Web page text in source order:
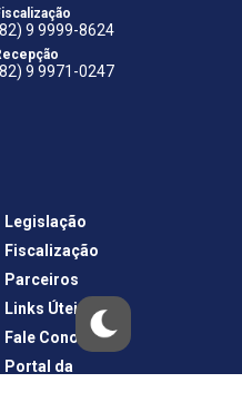
9 9999-8624
9 9971-0247
Legislação
Fiscalização
Parceiros
Links Úteis
Fale Conosco
Portal da